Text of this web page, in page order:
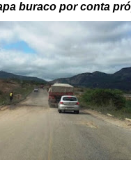
buraco por conta